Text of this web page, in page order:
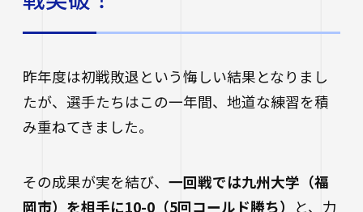
交通アクセス
大学施設の貸出について
大学広報・報道関係
大学広報
Webシラバス科目一覧
性の多様性についての基本方針
生活支援
駐車場利用
進路状況
卒業生の就職支援について
社会連携
自治体・企業・団体との連携協定一覧
奨学金
海外派遣の安全対策
四天王寺大学同窓会
学生ポータルサイト
四天王寺大学公式SNS
昨年度は初戦敗退という悔しい結果となりまし
たが、選手たちはこの一年間、地道な練習を積
み重ねてきました。
その成果が実を結び、 一回戦では九州大学（福
岡市）を相手に10-0（5回コールド勝ち） と、力